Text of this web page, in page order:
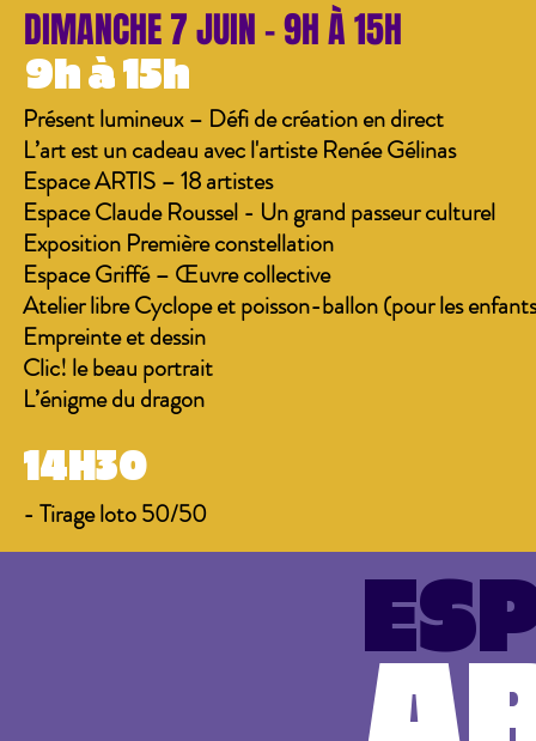
DIMANCHE 7 JUIN - 9H À 15H
9h à 15h
Présent lumineux – Défi de création en direct
L’art est un cadeau avec l'artiste Renée Gélinas
Espace ARTIS – 18 artistes
Espace Claude Roussel - Un grand passeur culturel
Exposition Première constellation
Espace Griffé – Œuvre collective
Atelier libre Cyclope et poisson-ballon (pour les
Empreinte et dessin
Clic! le beau portrait
L’énigme du dragon
14H30
- Tirage loto 50/50